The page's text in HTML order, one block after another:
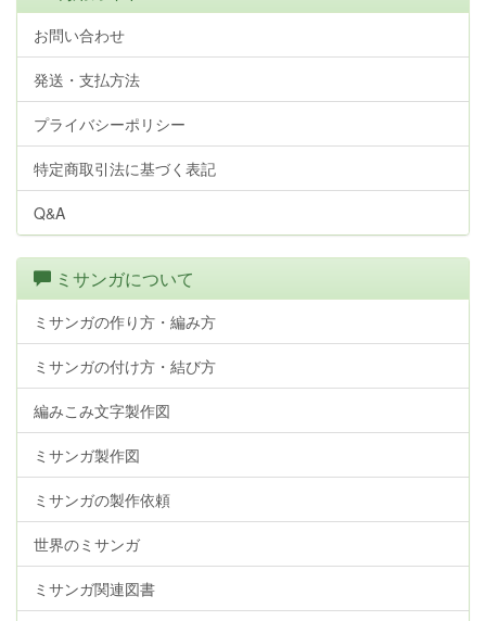
お問い合わせ
発送・支払方法
プライバシーポリシー
特定商取引法に基づく表記
Q&A
ミサンガについて
ミサンガの作り方・編み方
ミサンガの付け方・結び方
編みこみ文字製作図
ミサンガ製作図
ミサンガの製作依頼
世界のミサンガ
ミサンガ関連図書